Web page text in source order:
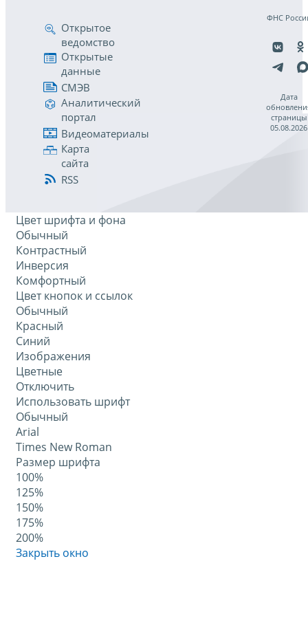
Открытое
ведомство
Открытые
данные
СМЭВ
Аналитический
портал
Видеоматериалы
Карта
сайта
RSS
ФНС
Дата
страницы
05.08.2026
Цвет шрифта и фона
Обычный
Контрастный
Инверсия
Комфортный
Цвет кнопок и ссылок
Обычный
Красный
Синий
Изображения
Цветные
Отключить
Использовать шрифт
Обычный
Arial
Times New Roman
Размер шрифта
100%
125%
150%
175%
200%
Закрыть окно